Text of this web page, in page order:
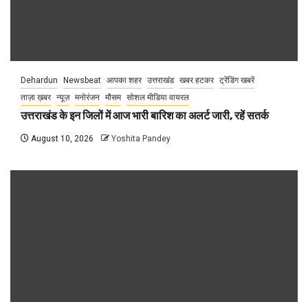
Dehardun Newsbeat आपका शहर उत्तराखंड खबर हटकर ट्रेंडिंग खबरें
ताज़ा ख़बर न्यूज़ मनोरंजन मौसम सोशल मीडिया वायरल
उत्तराखंड के इन जिलों में आज भारी बारिश का अलर्ट जारी, रहें सतर्क
August 10, 2026 Yoshita Pandey